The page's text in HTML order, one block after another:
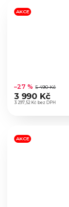
hvězdiček.
AKCE
hodnocení
produktu
je
hvězdiček.
3 297,52 Kč bez DPH
–27 % 5 490 Kč
3 990 Kč
AKCE